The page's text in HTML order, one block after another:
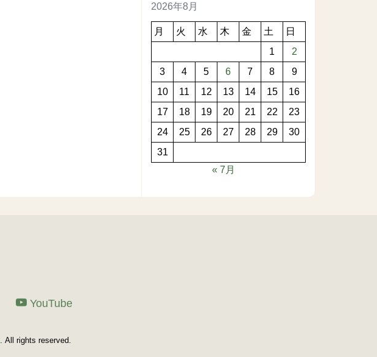
2026年8月
月 火 水 木 金 土
日
1
2
3
4 5 6 7 8
9
10
11 12 13 14 15
16
17
18 19 20 21 22
23
24
25 26 27 28 29
30
31
« 7月
YouTube
. All rights reserved.